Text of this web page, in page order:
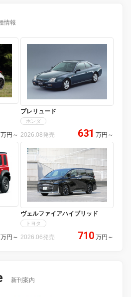
情報
万円 ～
プレリュード
ホンダ
2026.08発売 631 万円 ～
万円 ～
ヴェルファイアハイブリッド
トヨタ
2026.06発売 710 万円 ～
新刊案内